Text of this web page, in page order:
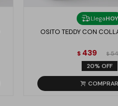
LlegaHOY
OSITO TEDDY CON
$ 439 $
20